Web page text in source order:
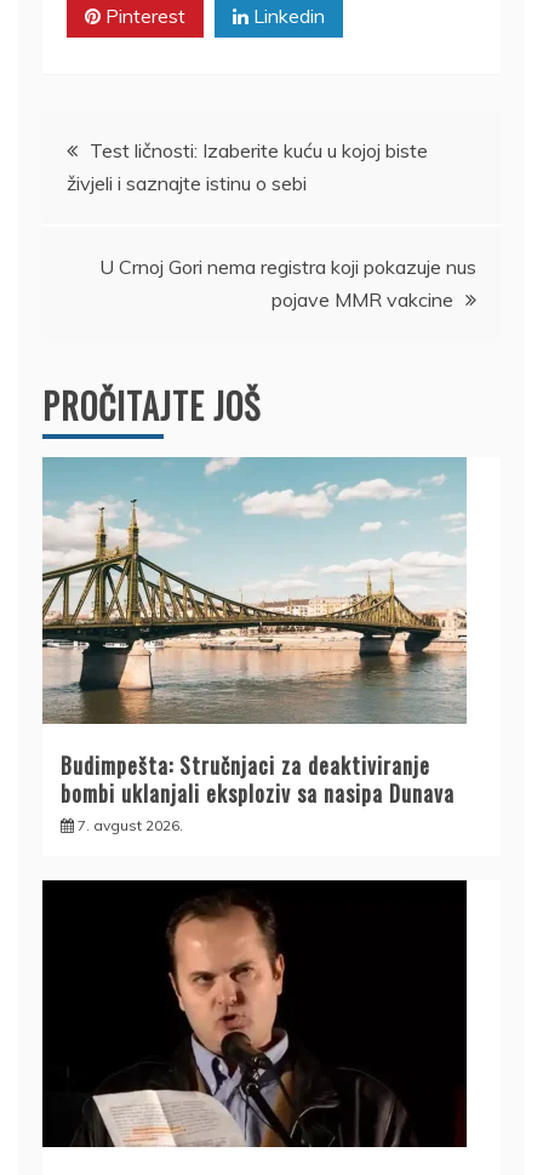
Pinterest Linkedin
Kretanje
članka
Test ličnosti: Izaberite kuću u kojoj biste
živjeli i saznajte istinu o sebi
U Crnoj Gori nema registra koji pokazuje nus
pojave MMR vakcine
PROČITAJTE JOŠ
Budimpešta: Stručnjaci za deaktiviranje
bombi uklanjali eksploziv sa nasipa Dunava
7. avgust 2026.